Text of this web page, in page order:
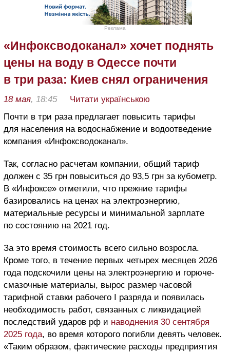
Реклама
«Инфоксводоканал» хочет поднять
цены на воду в Одессе почти
в три раза: Киев снял ограничения
18 мая, 18:45
Читати українською
Почти в три раза предлагает повысить тарифы
для населения на водоснабжение и водоотведение
компания «Инфоксводоканал».
Так, согласно расчетам компании, общий тариф
должен с 35 грн повыситься до 93,5 грн за кубометр.
В «Инфоксе» отметили, что прежние тарифы
базировались на ценах на электроэнергию,
материальные ресурсы и минимальной зарплате
по состоянию на 2021 год.
За это время стоимость всего сильно возросла.
Кроме того, в течение первых четырех месяцев 2026
года подскочили цены на электроэнергию и горюче-
смазочные материалы, вырос размер часовой
тарифной ставки рабочего I разряда и появилась
необходимость работ, связанных с ликвидацией
последствий ударов рф и наводнения 30 сентября
2025 года, во время которого погибли девять человек.
«Таким образом, фактические расходы предприятия